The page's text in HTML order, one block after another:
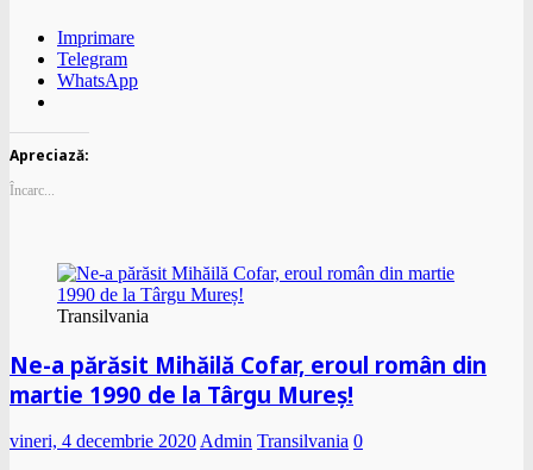
Imprimare
Telegram
WhatsApp
Apreciază:
Încarc...
Transilvania
Ne-a părăsit Mihăilă Cofar, eroul român din
martie 1990 de la Târgu Mureș!
vineri, 4 decembrie 2020Admin Transilvania 0